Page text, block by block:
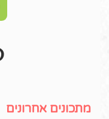
מתכונים אחרונים